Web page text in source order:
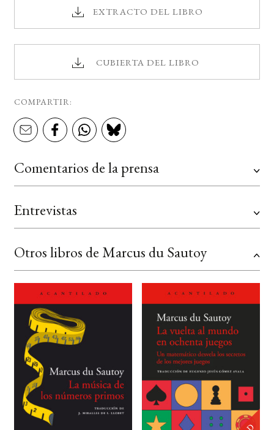
EXTRACTO DEL LIBRO
CUBIERTA DEL LIBRO
COMPARTIR:
Comentarios de la prensa
Entrevistas
Otros libros de Marcus du Sautoy